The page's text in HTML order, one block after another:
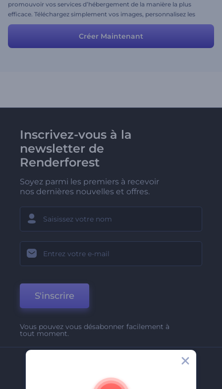
promouvoir vos services d’hébergement de la manière la plus
efficace. Téléchargez simplement vos images, personnalisez les
textes et les couleurs, ajoutez votre logo au format PNG et voilà!
Créer Maintenant
Inscrivez-vous à la
newsletter de
Renderforest
Soyez parmi les premiers à recevoir
nos dernières nouvelles et offres.
S'inscrire
Vous pouvez vous désabonner facilement à
tout moment.
A Propos De Nous